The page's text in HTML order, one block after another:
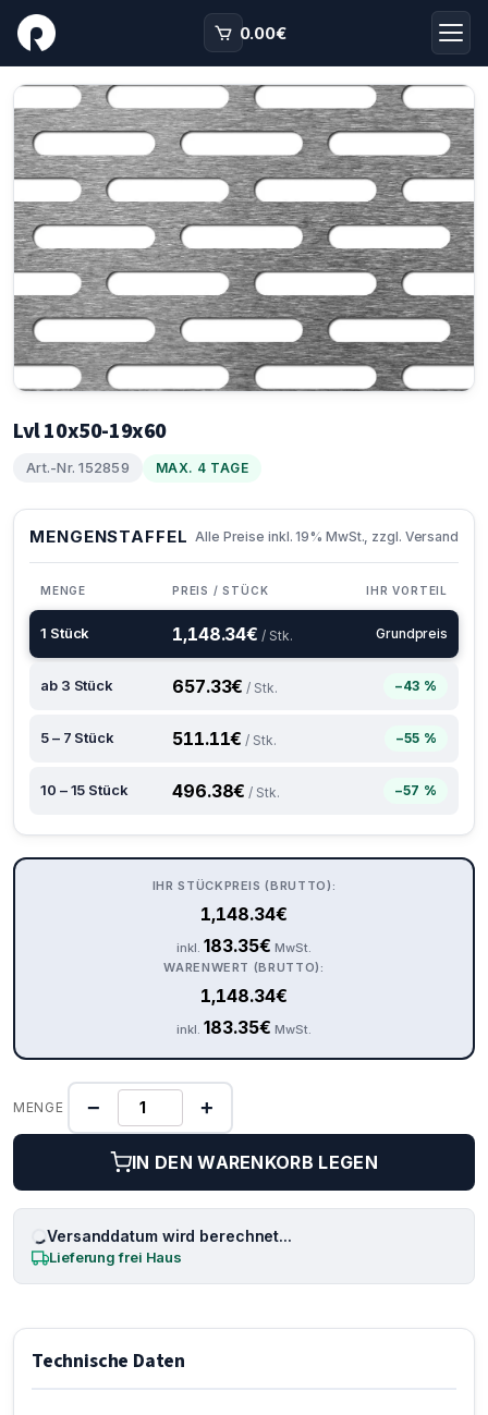
0.00€
Lvl 10x50-19x60
Art.-Nr. 152859 MAX. 4 TAGE
MENGENSTAFFEL Alle Preise inkl. 19% MwSt., zzgl. Versand
MENGE PREIS / STÜCK IHR VORTEIL
1 Stück 1,148.34€ / Stk. Grundpreis
ab 3 Stück 657.33€ / Stk. −43 %
5 – 7 Stück 511.11€ / Stk. −55 %
10 – 15 Stück 496.38€ / Stk. −57 %
IHR STÜCKPREIS (BRUTTO):
1,148.34€
inkl. 183.35€ MwSt.
WARENWERT (BRUTTO):
1,148.34€
inkl. 183.35€ MwSt.
MENGE − +
IN DEN WARENKORB LEGEN
Versanddatum wird berechnet...
Lieferung frei Haus
Technische Daten